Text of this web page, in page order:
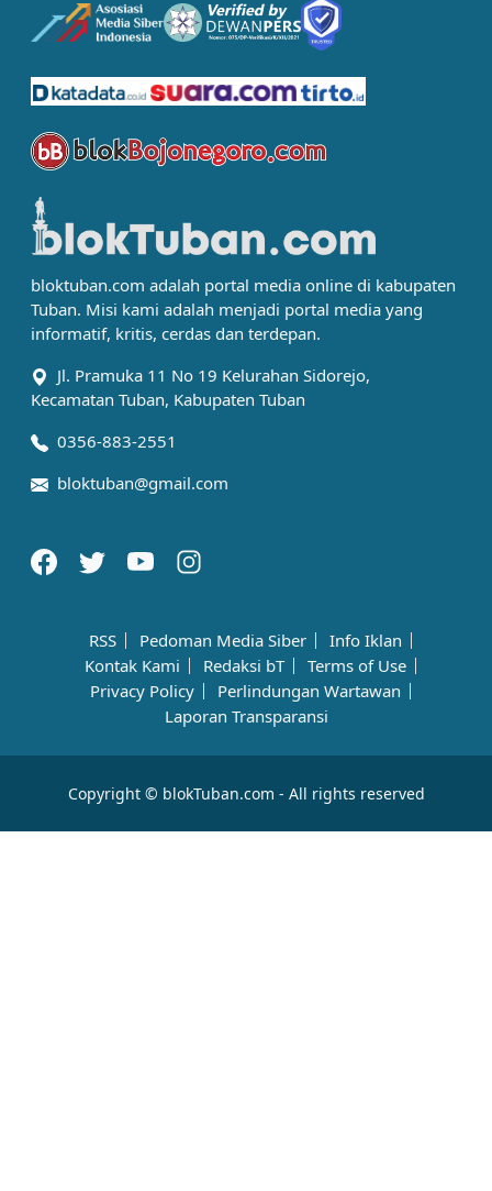
bloktuban.com adalah portal media online di kabupaten
Tuban. Misi kami adalah menjadi portal media yang
informatif, kritis, cerdas dan terdepan.
Jl. Pramuka 11 No 19 Kelurahan Sidorejo,
Kecamatan Tuban, Kabupaten Tuban
0356-883-2551
bloktuban@gmail.com
RSS Pedoman Media Siber
Info Iklan
Kontak Kami
Redaksi bT
Terms of Use
Privacy Policy
Perlindungan Wartawan
Laporan Transparansi
Copyright © blokTuban.com - All rights reserved